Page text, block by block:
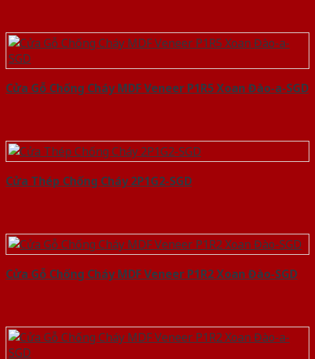
Cửa Gỗ Chống Cháy MDF Veneer P1R5 Xoan Đào-a-SGD
Cửa Thép Chống Cháy 2P1G2-SGD
Cửa Gỗ Chống Cháy MDF Veneer P1R2 Xoan Đào-SGD